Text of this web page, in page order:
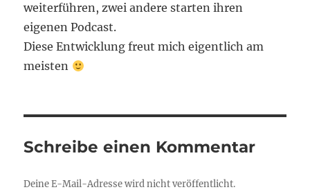
weiterführen, zwei andere starten ihren
eigenen Podcast.
Diese Entwicklung freut mich eigentlich am
meisten
Schreibe einen Kommentar
Deine E-Mail-Adresse wird nicht veröffentlicht.